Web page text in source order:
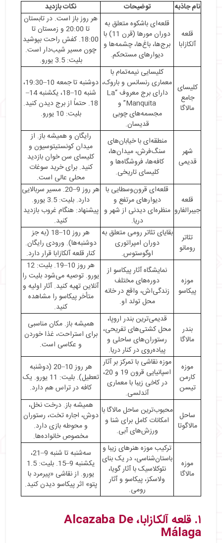
نام جاذبه توضیحات نکات بازدید
قلعه
آلکازابا
قلعه‌ای باشکوه متعلق به
دوران مورها (قرن 11) با
برج‌ها، باغ‌ها، چشمه‌ها و
دیوارهای مستحکم.
هر روز باز است. در تابستان
تا 20:00 و زمستان تا
18:00. کفش راحت بپوشید
چون مسیر شیب‌دار است.
بلیت: 3.5 یورو.
کلیسای
جامع
مالاگا
کلیسایی نیمه‌تمام با
معماری رنسانس و باروک،
دارای برج معروف “La
Manquita” و
مجسمه‌های چوبی
قدیسان.
دوشنبه تا جمعه 10–19:30،
شنبه 10–18، یکشنبه 14–
18. حتماً از برج دیدن کنید.
بلیت: 10 یورو.
شهر
قدیمی
منطقه‌ای با خیابان‌های
سنگ‌فرش، میدان‌ها،
کافه‌ها، فروشگاه‌ها و
کلیسای تاریخی.
رایگان و همیشه باز. از
میدان کونستیتوسیون و
کلیسای سن خوان بازدید
کنید. برای خرید سوغات
محلی عالی است.
قلعه
جیبرالفارو
قلعه‌ای قرون‌وسطایی با
دیوارهای مرتفع و
منظره‌ای دیدنی از شهر و
دریا.
هر روز 9–20. مسیر سربالایی
دارد. بلیت: 3.5 یورو.
پیشنهاد: هنگام غروب بازدید
کنید.
تئاتر
رومانو
بقایای تئاتر رومی متعلق به
دوران امپراتوری
اوگوستوس.
هر روز 10–18 (به جز
دوشنبه‌ها). ورودی رایگان.
کنار قلعه آلکازابا قرار دارد.
موزه
پیکاسو
نمایشگاه آثار پیکاسو از
دوره‌های مختلف
زندگی‌اش، واقع در خانه
محل تولد او.
هر روز 10–19. بلیت: 12
یورو. توصیه می‌شود بلیت را
آنلاین تهیه کنید. آثار اولیه و
متأخر پیکاسو را مشاهده
کنید.
بندر
مالاگا
قدیمی‌ترین بندر اروپا،
محل کشتی‌های تفریحی،
رستوران‌های ساحلی و
پیاده‌روی در کنار دریا.
همیشه باز. مکان مناسبی
برای استراحت، غذا خوردن
و عکاسی است.
موزه
کارمن
تیسن
موزه نقاشی با تمرکز بر آثار
اسپانیایی قرون 19 و 20،
در کاخی زیبا با معماری
آندلسی.
هر روز 10–20 (دوشنبه
تعطیل). بلیت: 11 یورو. یک
کافه در تراس هم دارد.
ساحل
مالاگوتا
محبوب‌ترین ساحل مالاگا با
امکانات کامل برای شنا و
ورزش‌های آبی.
همیشه باز. درخت نخل،
دوش، اجاره تخت، رستوران
و محوطه بازی دارد.
مخصوص خانواده‌ها.
موزه
مالاگا
ترکیب موزه هنرهای زیبا و
باستان‌شناسی، در یک بنای
نئوکلاسیک با آثار گویا،
ولاسکز، پیکاسو و آثار
رومی.
سه‌شنبه تا شنبه 9–21،
یکشنبه 9–15. بلیت: 1.5
یورو. از نقاشی «پیرمرد با
پتو» اثر پیکاسو دیدن کنید.
۱. قلعه آلکازابا، Alcazaba De
Málaga